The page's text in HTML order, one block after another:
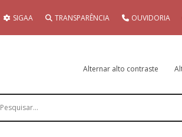
SIGAA TRANSPARÊNCIA OUVIDORIA
Alternar alto contraste
Pesquisar